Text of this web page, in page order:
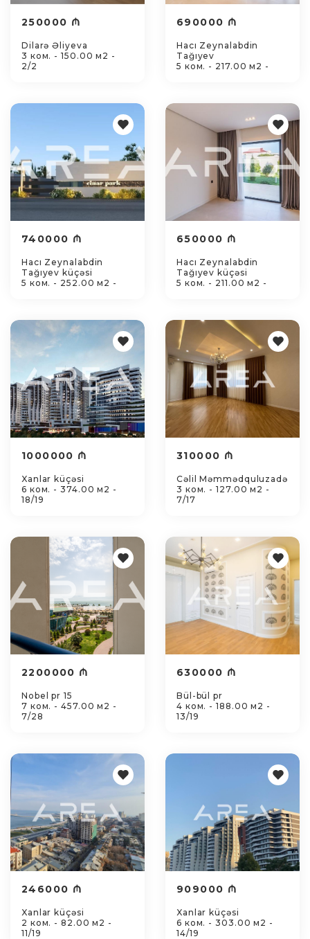
250000 ₼
Dilarə Əliyeva
3 ком. - 150.00 м2 -
2/2
690000 ₼
Hacı Zeynalabdin
Tağıyev
5 ком. - 217.00 м2 -
740000 ₼
Hacı Zeynalabdin
Tağıyev küçəsi
5 ком. - 252.00 м2 -
650000 ₼
Hacı Zeynalabdin
Tağıyev küçəsi
5 ком. - 211.00 м2 -
1000000 ₼
Xanlar küçəsi
6 ком. - 374.00 м2 -
18/19
310000 ₼
Cəlil Məmmədquluzadə
3 ком. - 127.00 м2 -
7/17
2200000 ₼
Nobel pr 15
7 ком. - 457.00 м2 -
7/28
630000 ₼
Bül-bül pr
4 ком. - 188.00 м2 -
13/19
246000 ₼
Xanlar küçəsi
2 ком. - 82.00 м2 -
11/19
909000 ₼
Xanlar küçəsi
6 ком. - 303.00 м2 -
14/19